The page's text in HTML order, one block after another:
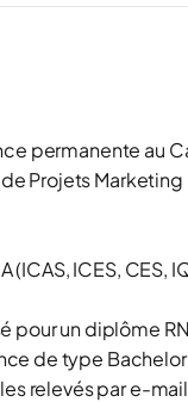
permanente au
Projets
ICES, CES,
pour un diplôme
de type Bachelor
relevés par e-